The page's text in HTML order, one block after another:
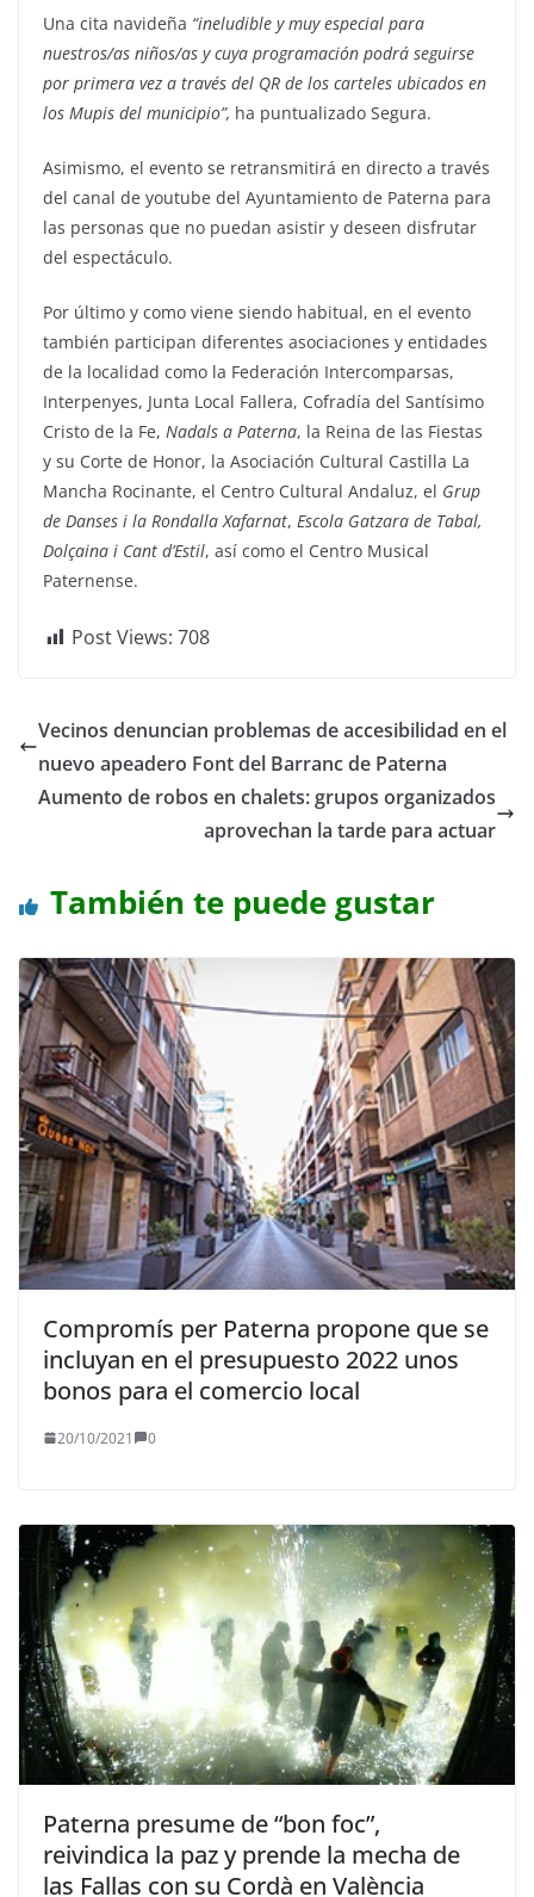
Una cita navideña “ineludible y muy especial para
nuestros/as niños/as y cuya programación podrá seguirse
por primera vez a través del QR de los carteles ubicados en
los Mupis del municipio”, ha puntualizado Segura.
Asimismo, el evento se retransmitirá en directo a través
del canal de youtube del Ayuntamiento de Paterna para
las personas que no puedan asistir y deseen disfrutar
del espectáculo.
Por último y como viene siendo habitual, en el evento
también participan diferentes asociaciones y entidades
de la localidad como la Federación Intercomparsas,
Interpenyes, Junta Local Fallera, Cofradía del Santísimo
Cristo de la Fe, Nadals a Paterna, la Reina de las Fiestas
y su Corte de Honor, la Asociación Cultural Castilla La
Mancha Rocinante, el Centro Cultural Andaluz, el Grup
de Danses i la Rondalla Xafarnat, Escola Gatzara de Tabal,
Dolçaina i Cant d’Estil, así como el Centro Musical
Paternense.
Post Views: 708
Vecinos denuncian problemas de accesibilidad en el
nuevo apeadero Font del Barranc de Paterna
Aumento de robos en chalets: grupos organizados
aprovechan la tarde para actuar
También te puede gustar
Compromís per Paterna propone que se
incluyan en el presupuesto 2022 unos
bonos para el comercio local
20/10/2021 0
Paterna presume de “bon foc”,
reivindica la paz y prende la mecha de
las Fallas con su Cordà en València